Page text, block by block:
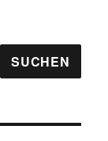
SUCHEN